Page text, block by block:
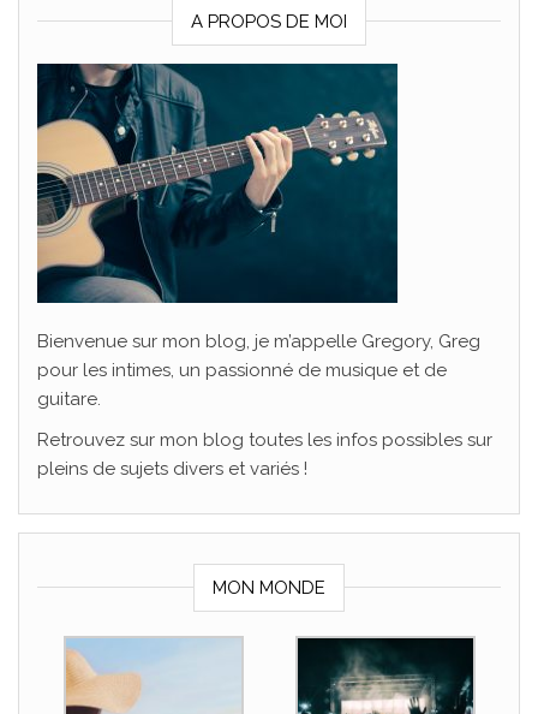
A PROPOS DE MOI
Bienvenue sur mon blog, je m’appelle Gregory, Greg
pour les intimes, un passionné de musique et de
guitare.
Retrouvez sur mon blog toutes les infos possibles sur
pleins de sujets divers et variés !
MON MONDE